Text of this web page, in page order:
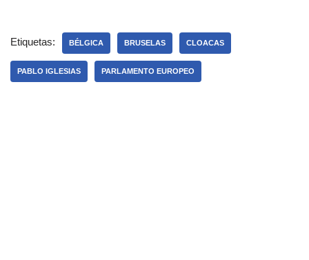
Etiquetas: BÉLGICA BRUSELAS CLOACAS
PABLO IGLESIAS PARLAMENTO EUROPEO